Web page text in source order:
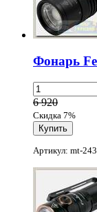
Фонарь
6 920
Скидка 7%
Артикул: mt-